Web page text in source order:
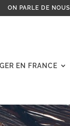
ON PARLE DE NOUS
EN FRANCE